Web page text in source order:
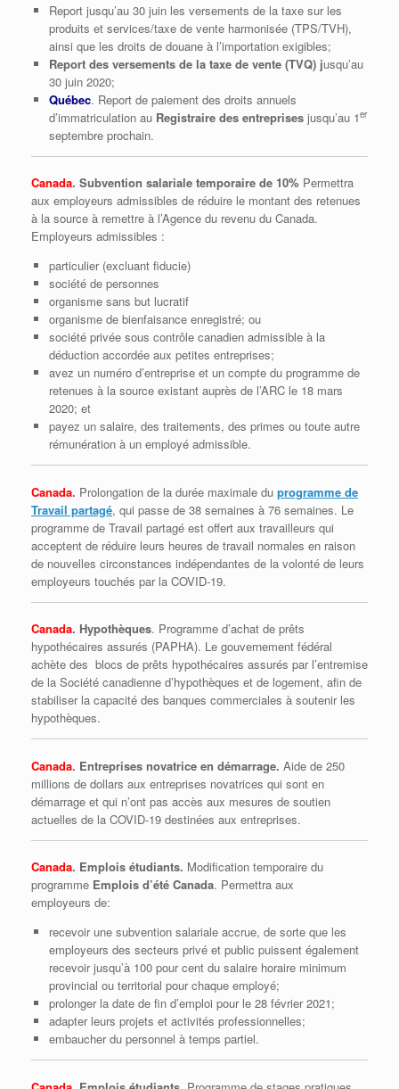
Report jusqu’au 30 juin les versements de la taxe sur les
produits et services/taxe de vente harmonisée (TPS/TVH),
ainsi que les droits de douane à l’importation exigibles;
Report des versements de la taxe de vente (TVQ) jusqu’au
30 juin 2020;
Québec. Report de paiement des droits annuels
d’immatriculation au Registraire des entreprisesjusqu’au 1er
septembre prochain.
Canada. Subvention salariale temporaire de 10% Permettra
aux employeurs admissibles de réduire le montant des retenues
à la source à remettre à l’Agence du revenu du Canada.
Employeurs admissibles :
particulier (excluant fiducie)
société de personnes
organisme sans but lucratif
organisme de bienfaisance enregistré; ou
société privée sous contrôle canadien admissible à la
déduction accordée aux petites entreprises;
avez un numéro d’entreprise et un compte du programme de
retenues à la source existant auprès de l’ARC le 18 mars
2020; et
payez un salaire, des traitements, des primes ou toute autre
rémunération à un employé admissible.
Canada. Prolongation de la durée maximale du programme de
Travail partagé, qui passe de 38 semaines à 76 semaines. Le
programme de Travail partagé est offert aux travailleurs qui
acceptent de réduire leurs heures de travail normales en raison
de nouvelles circonstances indépendantes de la volonté de leurs
employeurs touchés par la COVID-19.
Canada. Hypothèques. Programme d’achat de prêts
hypothécaires assurés (PAPHA). Le gouvernement fédéral
achète des blocs de prêts hypothécaires assurés par l’entremise
de la Société canadienne d’hypothèques et de logement, afin de
stabiliser la capacité des banques commerciales à soutenir les
hypothèques.
Canada. Entreprises novatrice en démarrage. Aide de 250
millions de dollars aux entreprises novatrices qui sont en
démarrage et qui n’ont pas accès aux mesures de soutien
actuelles de la COVID-19 destinées aux entreprises.
Canada. Emplois étudiants. Modification temporaire du
programme Emplois d’été Canada. Permettra aux
employeurs de:
recevoir une subvention salariale accrue, de sorte que les
employeurs des secteurs privé et public puissent également
recevoir jusqu’à 100 pour cent du salaire horaire minimum
provincial ou territorial pour chaque employé;
prolonger la date de fin d’emploi pour le 28 février 2021;
adapter leurs projets et activités professionnelles;
embaucher du personnel à temps partiel.